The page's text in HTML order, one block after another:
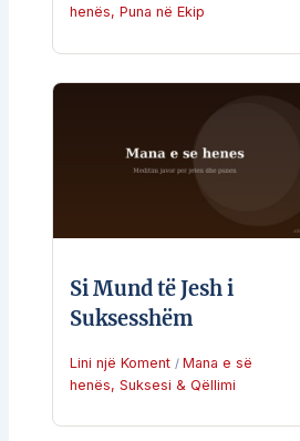
henës, Puna në Ekip
Si Mund të Jesh i
Suksesshëm
Lini një Koment / Mana e së
henës, Suksesi & Qëllimi